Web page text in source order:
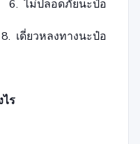
ไม่ปลอดภัยนะป๋อ
ดี่ยวหลงทางนะป๋อ
ร